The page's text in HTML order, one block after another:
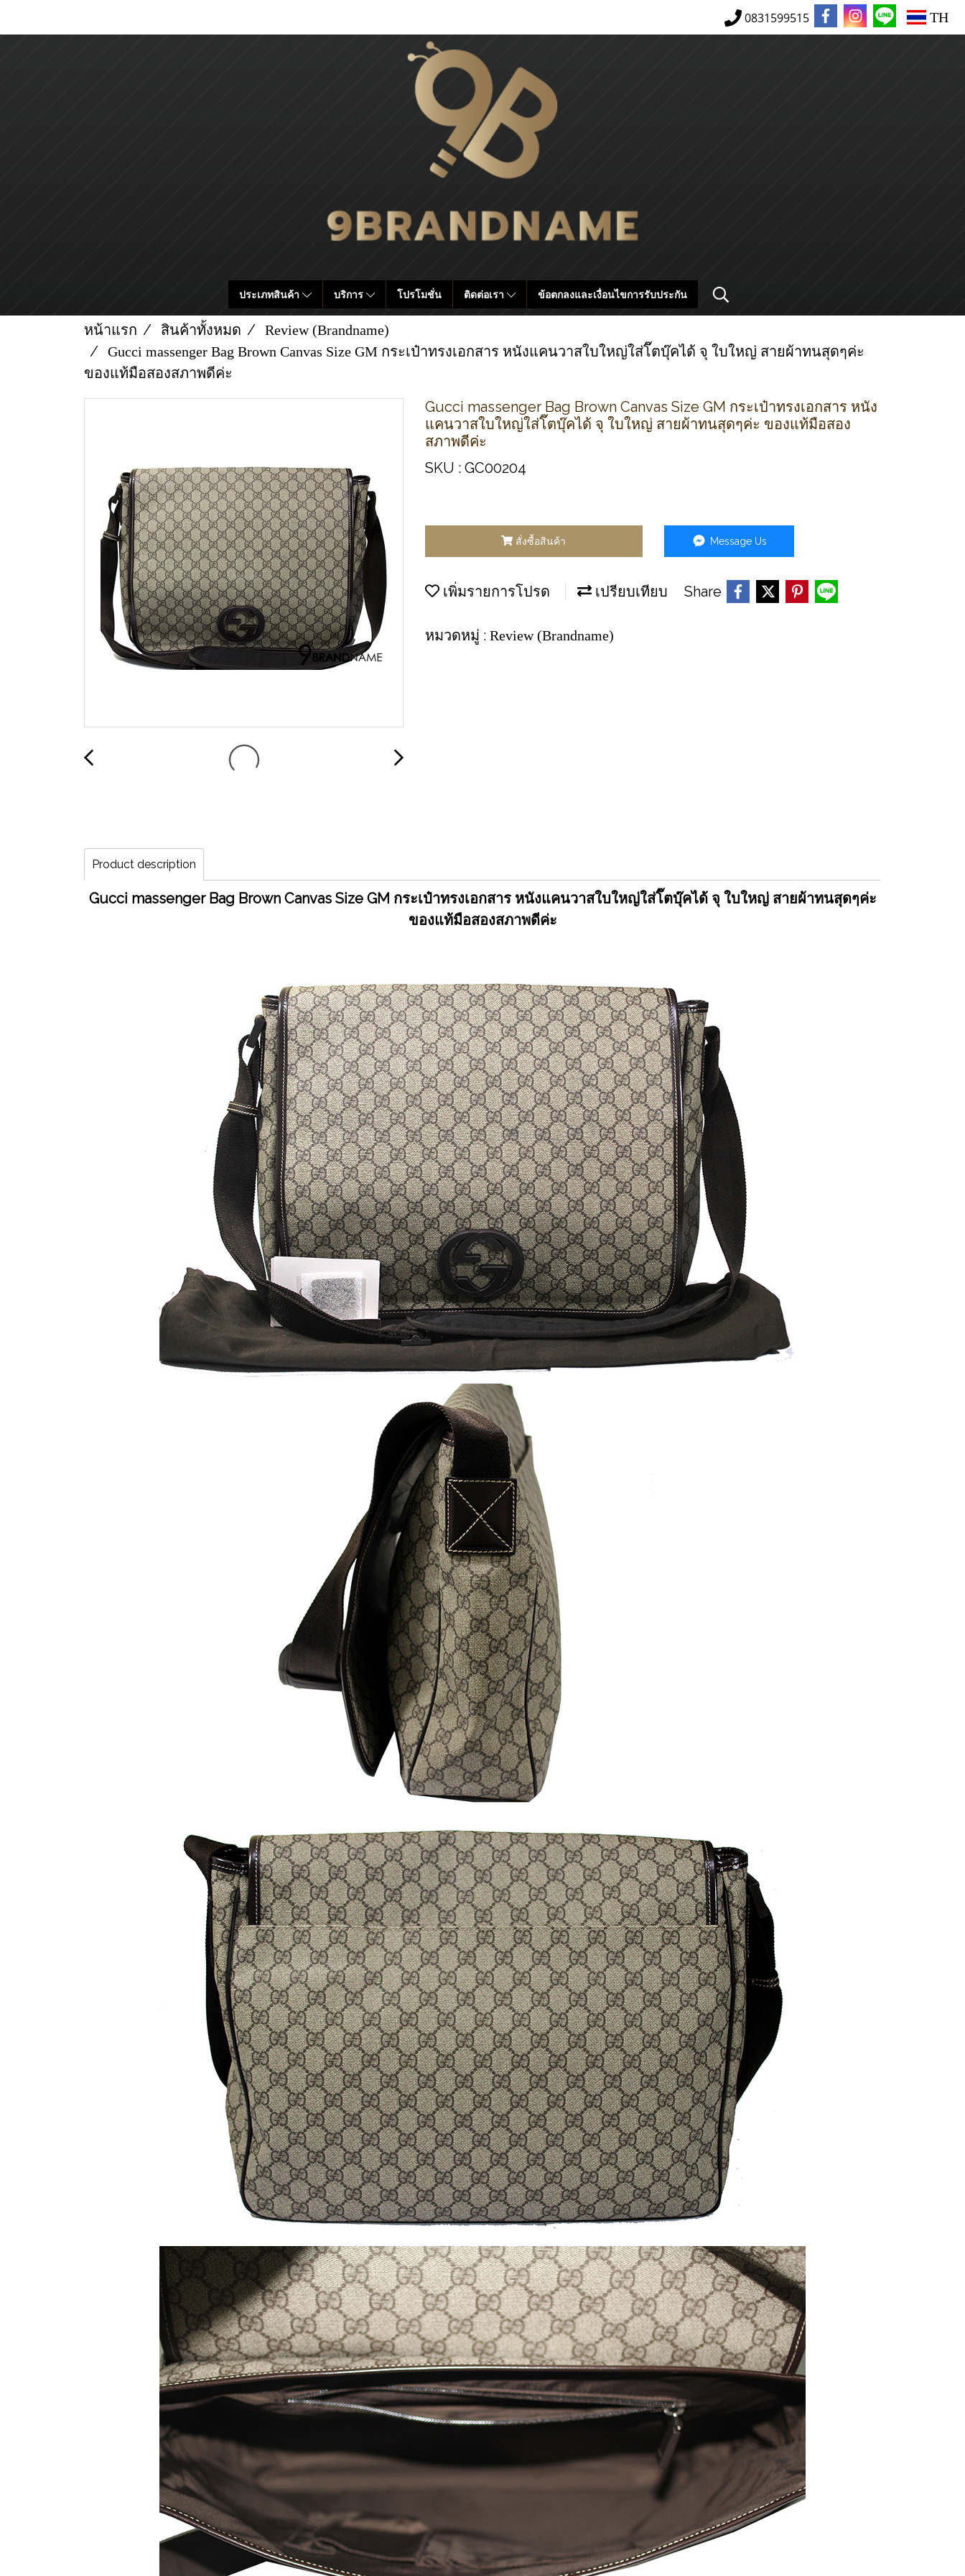
0831599515 TH
ประเภทสินค้า บริการ โปรโมชั่น ติดต่อเรา ข้อตกลงและเงื่อนไขการรับประกัน
หน้าแรก สินค้าทั้งหมด
Review (Brandname)
Gucci massenger Bag Brown Canvas Size GM กระเป๋าทรงเอกสาร หนังแคนวาสใบใหญ่ใส่โ๊ตบุ๊คได้ จุ ใบใหญ่ สายผ้าทนสุดๆค่ะ
ของแท้มือสองสภาพดีค่ะ
Gucci massenger Bag Brown Canvas Size GM กระเป๋าทรงเอกสาร หนัง
แคนวาสใบใหญ่ใส่โ๊ตบุ๊คได้ จุ ใบใหญ่ สายผ้าทนสุดๆค่ะ ของแท้มือสอง
สภาพดีค่ะ
SKU : GC00204
สั่งซื้อสินค้า Message Us
เพิ่มรายการโปรด เปรียบเทียบ Share
หมวดหมู่ : Review (Brandname)
Product description
Gucci massenger Bag Brown Canvas Size GM กระเป๋าทรงเอกสาร หนังแคนวาสใบใหญ่ใส่โ๊ตบุ๊คได้ จุ ใบใหญ่ สายผ้าทนสุดๆค่ะ
ของแท้มือสองสภาพดีค่ะ